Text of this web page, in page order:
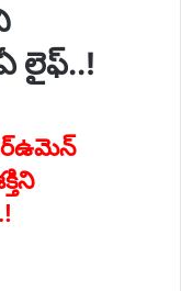
లైఫ్..!